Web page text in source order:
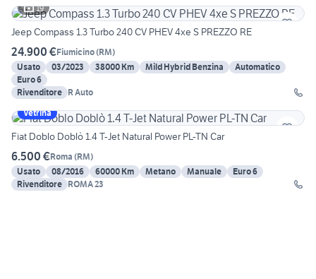
19
Jeep Compass 1.3 Turbo 240 CV PHEV 4xe S PREZZO RE
24.900 €Fiumicino(RM)
Usato
03/2023 38000 Km Mild Hybrid Benzina
Automatico
Euro 6
Rivenditore R Auto
Vetrina
Fiat Doblo Doblò 1.4 T-Jet Natural Power PL-TN Car
6.500 €Roma (RM)
Usato
08/2016 60000 Km Metano Manuale
Euro 6
Rivenditore ROMA 23